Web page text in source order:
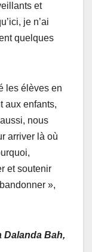
et
je n’ai
quelques
les élèves en
aux enfants,
nous
arriver là où
et soutenir
»,
Dalanda Bah,